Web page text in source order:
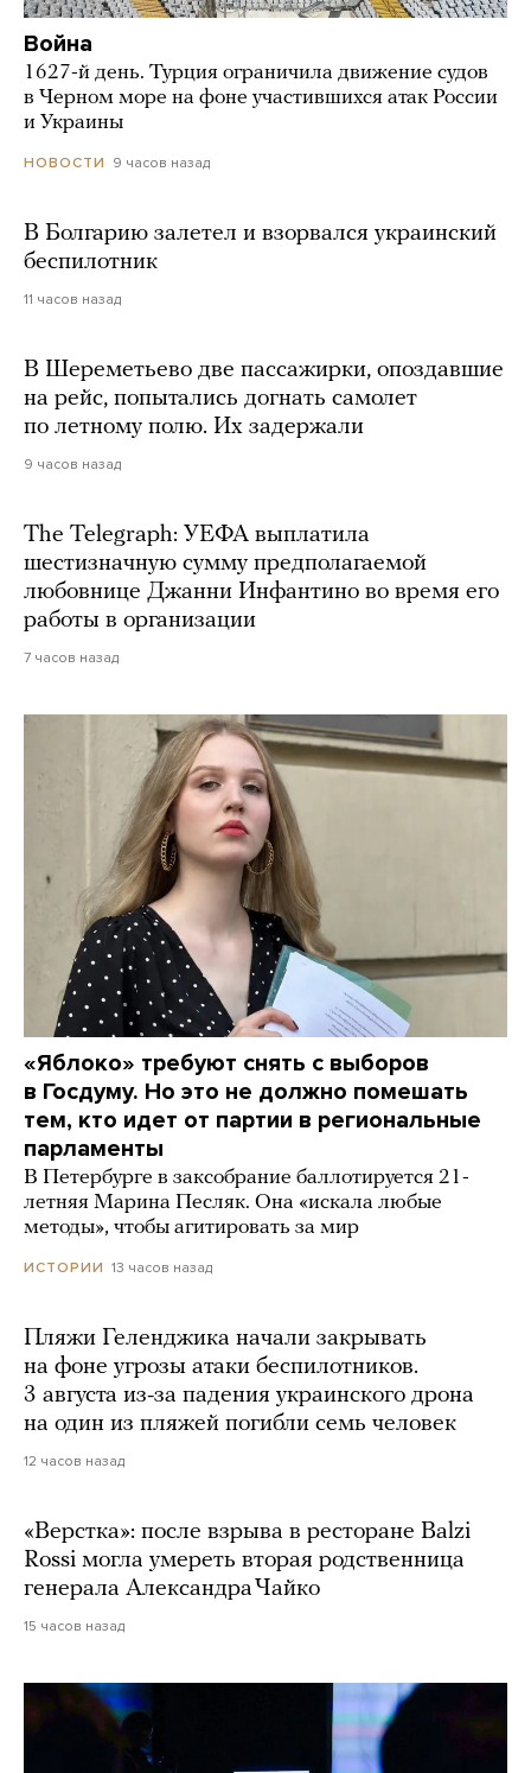
Война
1627-й день. Турция ограничила движение судов
в Черном море на фоне участившихся атак России
и Украины
НОВОСТИ 9 часов назад
В Болгарию залетел и взорвался украинский
беспилотник
11 часов назад
В Шереметьево две пассажирки, опоздавшие
на рейс, попытались догнать самолет
по летному полю. Их задержали
9 часов назад
The Telegraph: УЕФА выплатила
шестизначную сумму предполагаемой
любовнице Джанни Инфантино во время его
работы в организации
7 часов назад
«Яблоко» требуют снять с выборов
в Госдуму. Но это не должно помешать
тем, кто идет от партии в региональные
парламенты
В Петербурге в заксобрание баллотируется 21-
летняя Марина Песляк. Она «искала любые
методы», чтобы агитировать за мир
ИСТОРИИ 13 часов назад
Пляжи Геленджика начали закрывать
на фоне угрозы атаки беспилотников.
3 августа из-за падения украинского дрона
на один из пляжей погибли семь человек
12 часов назад
«Верстка»: после взрыва в ресторане Balzi
Rossi могла умереть вторая родственница
генерала Александра Чайко
15 часов назад